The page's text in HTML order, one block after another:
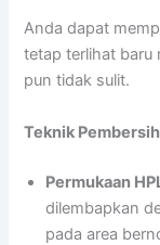
Anda dapat
tetap terlihat baru
pun tidak sulit.
Teknik
Permukaan
dilembapkan
pada area